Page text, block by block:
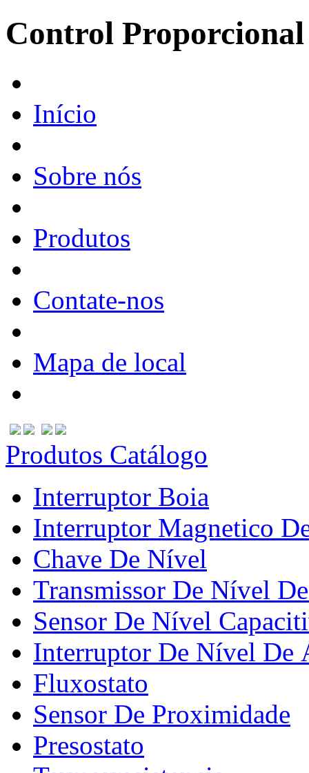
Control
Início
Sobre nós
Produtos
Contate-nos
Mapa de local
Produtos Catálogo
Interruptor Boia
Interruptor Magnetico
Chave De Nível
Transmissor De Nível
Sensor De Nível
Interruptor De Nível De
Fluxostato
Sensor De Proximidade
Presostato